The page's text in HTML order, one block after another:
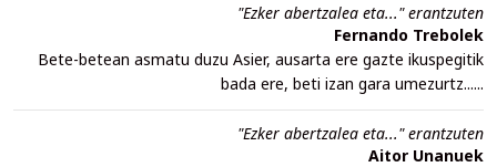
"Ezker abertzalea eta..." erantzuten
Fernando Trebolek
Bete-betean asmatu duzu Asier, ausarta ere gazte ikuspegitik
bada ere, beti izan gara umezurtz......
"Ezker abertzalea eta..." erantzuten
Aitor Unanuek